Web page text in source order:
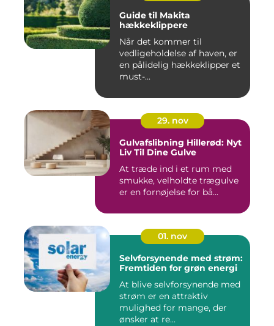
Guide til Makita
hækkeklippere
Når det kommer til
vedligeholdelse af haven, er
en pålidelig hækkeklipper et
must-...
29. nov
Gulvafslibning Hillerød: Nyt
Liv Til Dine Gulve
At træde ind i et rum med
smukke, velholdte trægulve
er en fornøjelse for bå...
01. nov
Selvforsynende med strøm:
Fremtiden for grøn energi
At blive selvforsynende med
strøm er en attraktiv
mulighed for mange, der
ønsker at re...